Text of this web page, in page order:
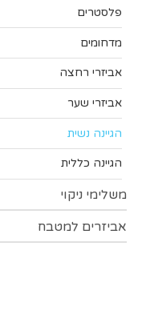
פלסטרים
מדחומים
אביזרי רחצה
אביזרי שער
הגיינה נשית
הגיינה כללית
משלימי ניקוי
אביזרים למטבח